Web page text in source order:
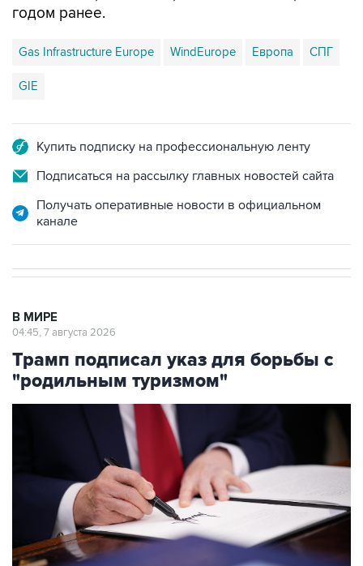
годом ранее.
Gas Infrastructure Europe WindEurope Европа СПГ
GIE
Купить подписку на профессиональную ленту
Подписаться на рассылку главных новостей сайта
Получать оперативные новости в официальном
канале
В МИРЕ
04:45, 7 августа 2026
Трамп подписал указ для борьбы с
"родильным туризмом"